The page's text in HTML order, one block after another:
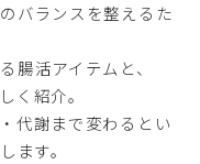
バランスを整えるた
腸活アイテムと、
く紹介。
代謝まで変わるとい
ます。